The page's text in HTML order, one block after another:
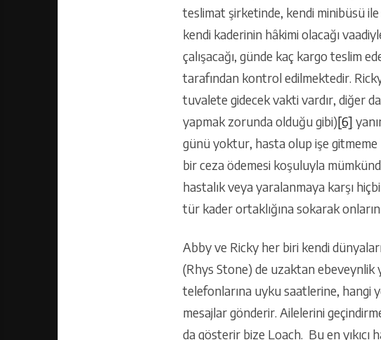
teslimat şirketinde, kendi minibüsü ile
kendi kaderinin hâkimi olacağı
çalışacağı, günde kaç kargo teslim
tarafından kontrol edilmektedir.
tuvalete gidecek vakti vardır, diğer
yapmak zorunda olduğu gibi)[6]
günü yoktur, hasta olup işe gitmeme
bir ceza ödemesi koşuluyla
hastalık veya yaralanmaya karşı
tür kader ortaklığına sokarak onların
Abby ve Ricky her biri kendi
(Rhys Stone) de uzaktan
telefonlarına uyku saatlerine, hangi
mesajlar gönderir. Ailelerini
da gösterir bize Loach. Bu en yıkıcı